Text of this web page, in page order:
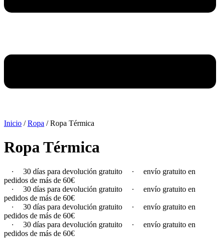
Inicio /Ropa / Ropa Térmica
Ropa Térmica
· 30 días para devolución gratuito ·
envío gratuito en
pedidos de más de 60€
·
30 días para devolución gratuito ·
envío gratuito en
pedidos de más de 60€
·
30 días para devolución gratuito ·
envío gratuito en
pedidos de más de 60€
·
30 días para devolución gratuito ·
envío gratuito en
pedidos de más de 60€